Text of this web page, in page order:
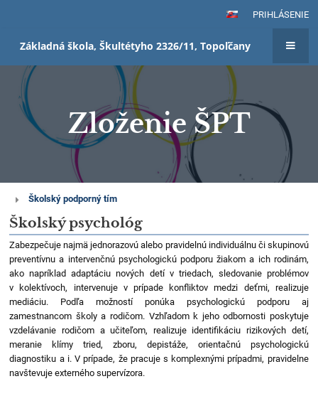
PRIHLÁSENIE
Základná škola, Škultétyho 2326/11, Topoľčany
Zloženie ŠPT
Zloženie
ŠPT
Školský podporný tím
Školský psychológ
Zabezpečuje najmä jednorazovú alebo pravidelnú individuálnu či skupinovú
preventívnu a intervenčnú psychologickú podporu žiakom a ich rodinám,
ako napríklad adaptáciu nových detí v triedach, sledovanie problémov
v kolektívoch, intervenuje v prípade konfliktov medzi deťmi, realizuje
mediáciu. Podľa možností ponúka psychologickú podporu aj
zamestnancom školy a rodičom. Vzhľadom k jeho odbornosti poskytuje
vzdelávanie rodičom a učiteľom, realizuje identifikáciu rizikových detí,
meranie klímy tried, zboru, depistáže, orientačnú psychologickú
diagnostiku a i. V prípade, že pracuje s komplexnými prípadmi, pravidelne
navštevuje externého supervízora.